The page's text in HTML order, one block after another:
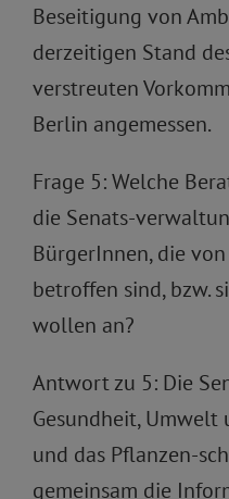
Beseitigung von
derzeitigen Stand
verstreuten
Berlin angemessen.
Frage 5: Welche
die Senats-
BürgerInnen, die
betroffen sind, bzw.
wollen an?
Antwort zu 5: Die
Gesundheit, Umwelt
und das Pflanzen-
gemeinsam die